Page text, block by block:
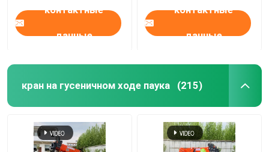
контактные
данные
контактные
данные
кран на гусеничном ходе паука (215)